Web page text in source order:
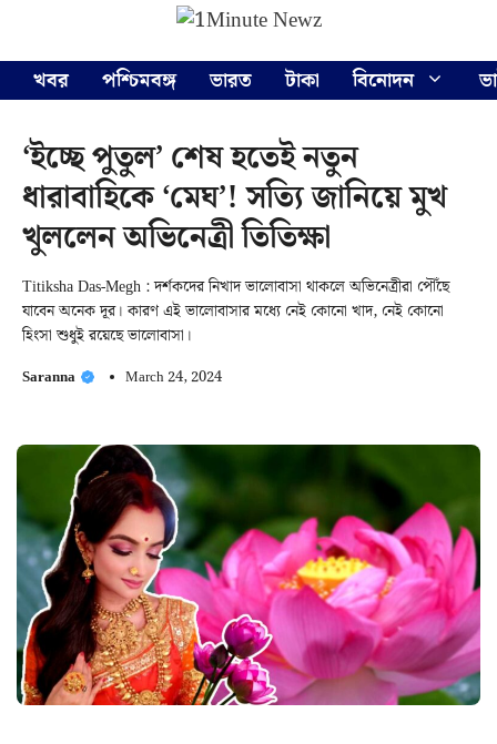
content
খবর
পশ্চিমবঙ্গ ভারত টাকা বিনোদন
‘ইচ্ছে পুতুল’ শেষ হতেই নতুন
ধারাবাহিকে ‘মেঘ’! সত্যি জানিয়ে মুখ
খুললেন অভিনেত্রী তিতিক্ষা
Titiksha Das-Megh : দর্শকদের নিখাদ ভালোবাসা থাকলে অভিনেত্রীরা পৌঁছে
যাবেন অনেক দূর। কারণ এই ভালোবাসার মধ্যে নেই কোনো খাদ, নেই কোনো
হিংসা শুধুই রয়েছে ভালোবাসা।
Saranna March 24, 2024